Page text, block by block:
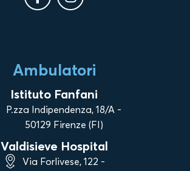
Ambulatori
Istituto Fanfani
P.zza Indipendenza, 18/A -
50129 Firenze (FI)
Valdisieve Hospital
Via Forlivese, 122 -